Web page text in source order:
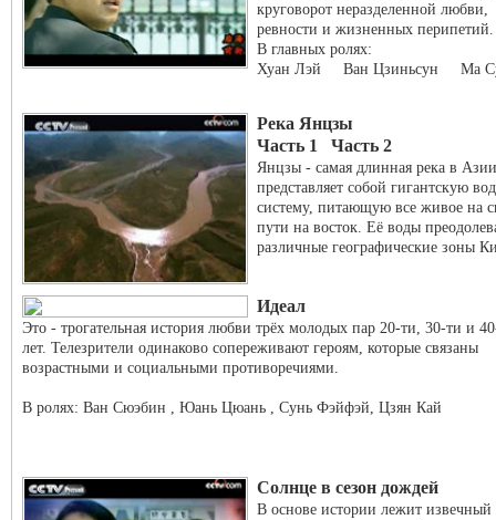
круговорот неразделенной любви,
ревности и жизненных перипетий.
В главных ролях:
Хуан Лэй Ван Цзиньсун Ма
Река Янцзы
Часть 1
Часть 2
Янцзы - самая длинная река в
представляет собой гигантскую
систему, питающую все живое на
пути на восток. Её воды
различные географические зоны
Идеал
Это - трогательная история любви трёх молодых пар 20-ти, 30-ти и
лет. Телезрители одинаково сопереживают героям, которые связаны
возрастными и социальными противоречиями.
В ролях: Ван Сюэбин , Юань Цюань , Сунь Фэйфэй, Цзян Кай
Солнце в сезон дождей
В основе истории лежит извечный